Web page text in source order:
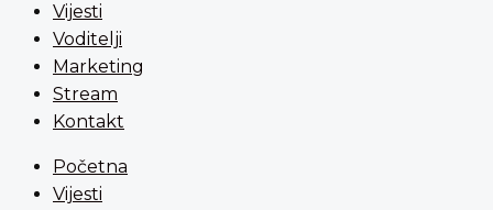
Vijesti
Voditelji
Marketing
Stream
Kontakt
Početna
Vijesti